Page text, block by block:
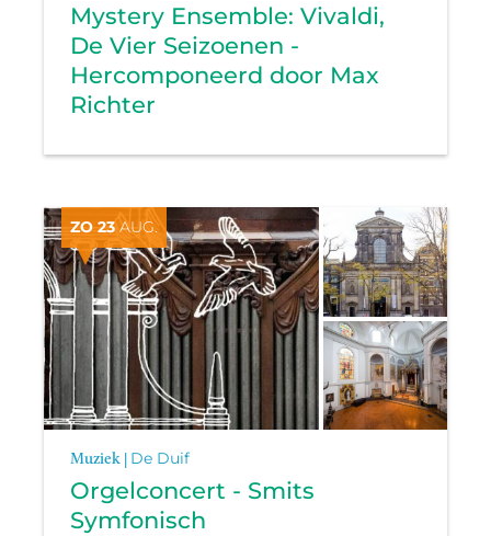
Mystery Ensemble: Vivaldi,
De Vier Seizoenen -
Hercomponeerd door Max
Richter
ZO 23 AUG.
Muziek | De Duif
Orgelconcert - Smits
Symfonisch